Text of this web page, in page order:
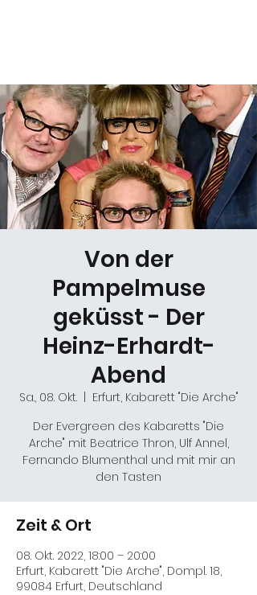
Von der
Pampelmuse
geküsst - Der
Heinz-Erhardt-
Abend
Sa., 08. Okt.
  |
Erfurt, Kabarett "Die Arche"
Der Evergreen des Kabaretts "Die
Arche" mit Beatrice Thron, Ulf Annel,
Fernando Blumenthal und mit mir an
den Tasten
Zeit & Ort
08. Okt. 2022, 18:00 – 20:00
Erfurt, Kabarett "Die Arche", Dompl. 18,
99084 Erfurt, Deutschland